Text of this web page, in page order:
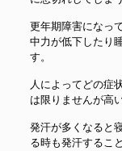
更年期障害になっ
中力が低下したり
す。
人によってどの症
は限りませんが高
発汗が多くなると
る時も発汗するこ